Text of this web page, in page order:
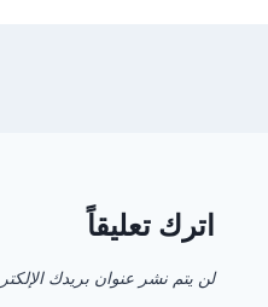
اترك تعليقاً
لن يتم نشر عنوان بريدك